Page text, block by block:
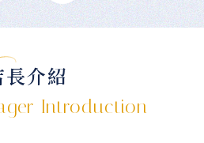
長介紹
Introduction